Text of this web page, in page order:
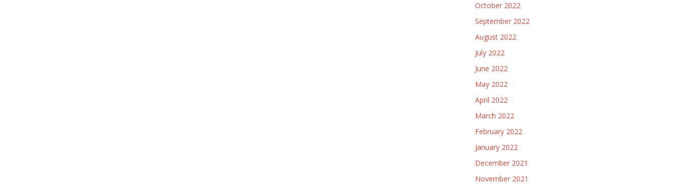
October 2022
September 2022
August 2022
July 2022
June 2022
May 2022
April 2022
March 2022
February 2022
January 2022
December 2021
November 2021